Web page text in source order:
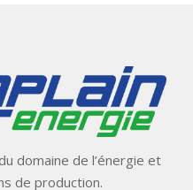
domaine de l’énergie et
de production.